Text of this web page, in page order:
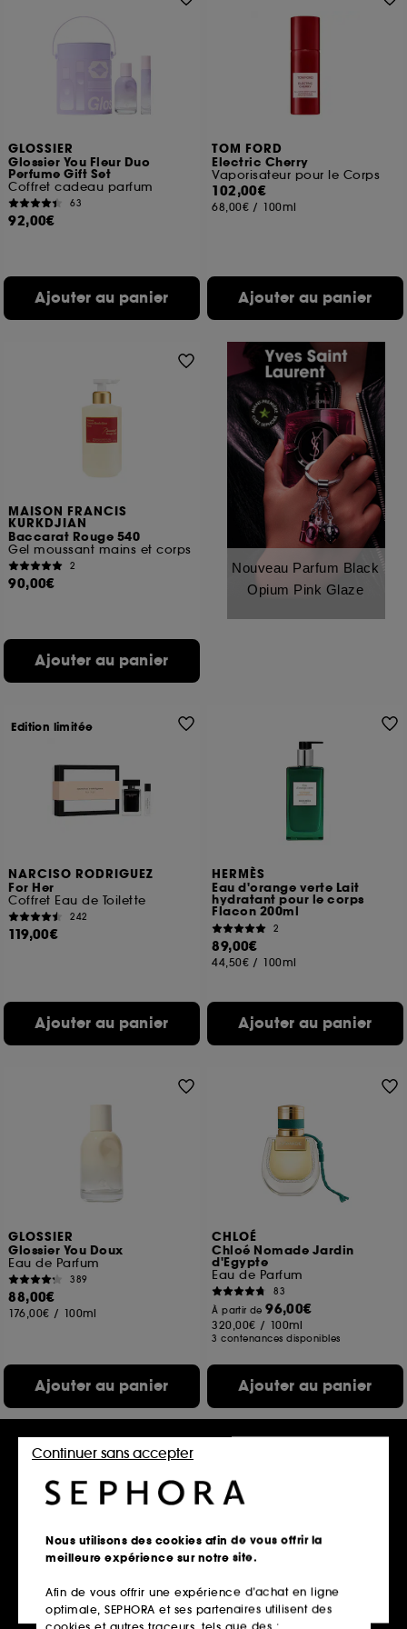
GLOSSIER
Glossier You Fleur Duo
Perfume Gift Set
Coffret cadeau parfum
63
92,00€
Ajouter au panier
TOM FORD
Electric Cherry
Vaporisateur pour le Corps
102,00€
68,00€ / 100ml
Ajouter au panier
MAISON FRANCIS
KURKDJIAN
Baccarat Rouge 540
Gel moussant mains et corps
2
90,00€
Ajouter au panier
Nouveau Parfum Black
Opium Pink Glaze
NARCISO RODRIGUEZ
For Her
Coffret Eau de Toilette
242
119,00€
Ajouter au panier
Edition limitée
HERMÈS
Eau d'orange verte Lait
hydratant pour le corps
Flacon 200ml
2
89,00€
44,50€ / 100ml
Ajouter au panier
GLOSSIER
Glossier You Doux
Eau de Parfum
389
88,00€
176,00€ / 100ml
Ajouter au panier
CHLOÉ
Chloé Nomade Jardin
d'Egypte
Eau de Parfum
83
À partir de96,00€
320,00€ / 100ml
3 contenances disponibles
Ajouter au panier
CACHAREL
Yes I Am Gold
Eau de Parfum Ambrée Fruitée Epicée
DIOR
J'adore Les Adorables
Gelée d'Or
Nous utilisons des cookies afin de vous offrir la
meilleure expérience sur notre site.
Afin de vous offrir une expérience d’achat en ligne
optimale, SEPHORA et ses partenaires utilisent des
cookies et autres traceurs, tels que des :
Continuer sans accepter